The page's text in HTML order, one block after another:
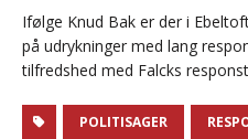
Ifølge Knud Bak er der i
på udrykninger med lang
tilfredshed med Falcks
POLITISAGER